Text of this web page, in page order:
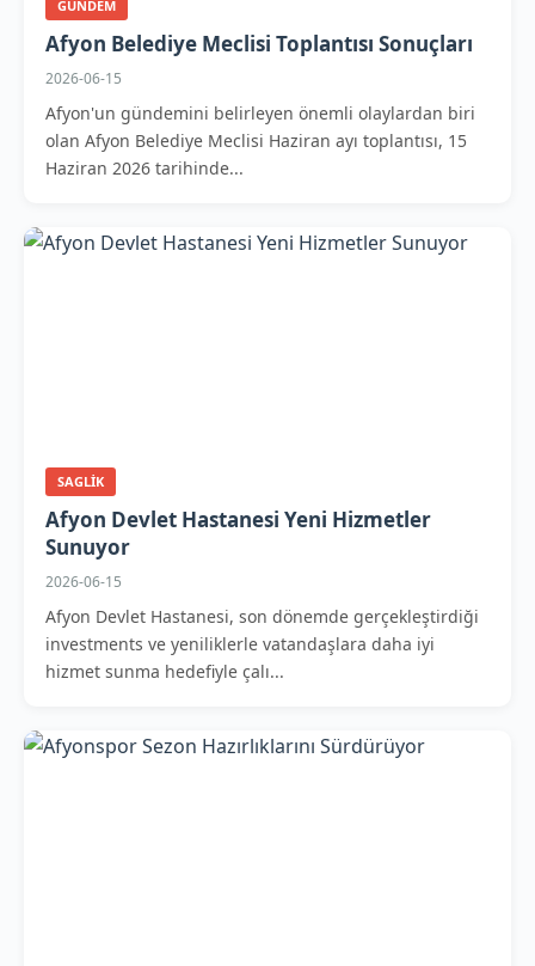
GUNDEM
Afyon Belediye Meclisi Toplantısı Sonuçları
2026-06-15
Afyon'un gündemini belirleyen önemli olaylardan biri
olan Afyon Belediye Meclisi Haziran ayı toplantısı, 15
Haziran 2026 tarihinde...
SAGLIK
Afyon Devlet Hastanesi Yeni Hizmetler
Sunuyor
2026-06-15
Afyon Devlet Hastanesi, son dönemde gerçekleştirdiği
investments ve yeniliklerle vatandaşlara daha iyi
hizmet sunma hedefiyle çalı...